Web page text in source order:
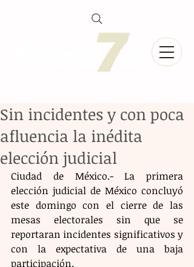
Sin incidentes y con poca
afluencia la inédita
elección judicial
Ciudad de México.- La primera
elección judicial de México concluyó
este domingo con el cierre de las
mesas electorales sin que se
reportaran incidentes significativos y
con la expectativa de una baja
participación.